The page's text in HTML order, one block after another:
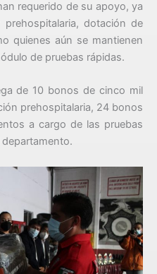
requerido de su apoyo, ya
dotación de
quienes aún se mantienen
de pruebas rápidas.
de 10 bonos de cinco mil
prehospitalaria, 24 bonos
a cargo de las pruebas